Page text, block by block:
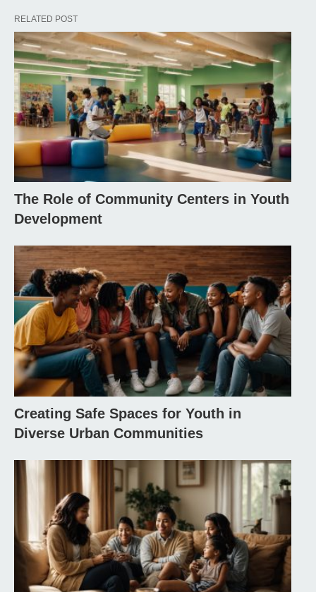
RELATED POST
The Role of Community Centers in Youth
Development
Creating Safe Spaces for Youth in
Diverse Urban Communities